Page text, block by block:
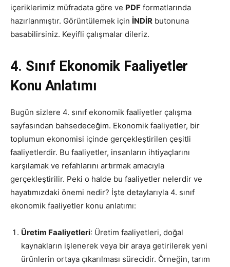
içeriklerimiz müfradata göre ve PDF formatlarında
hazırlanmıştır. Görüntülemek için İNDİR butonuna
basabilirsiniz. Keyifli çalışmalar dileriz.
4. Sınıf Ekonomik Faaliyetler
Konu Anlatımı
Bugün sizlere 4. sınıf ekonomik faaliyetler çalışma
sayfasından bahsedeceğim. Ekonomik faaliyetler, bir
toplumun ekonomisi içinde gerçekleştirilen çeşitli
faaliyetlerdir. Bu faaliyetler, insanların ihtiyaçlarını
karşılamak ve refahlarını artırmak amacıyla
gerçekleştirilir. Peki o halde bu faaliyetler nelerdir ve
hayatımızdaki önemi nedir? İşte detaylarıyla 4. sınıf
ekonomik faaliyetler konu anlatımı:
Üretim Faaliyetleri: Üretim faaliyetleri, doğal
kaynakların işlenerek veya bir araya getirilerek yeni
ürünlerin ortaya çıkarılması sürecidir. Örneğin, tarım